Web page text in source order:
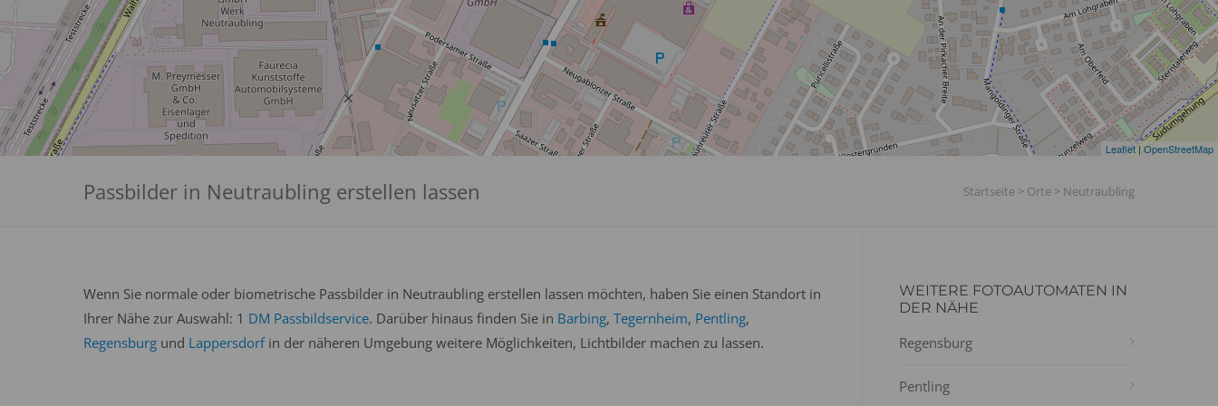
Leaflet| OpenStreetMap
Passbilder in Neutraubling erstellen lassen Startseite > Orte > Neutraubling
Wenn Sie normale oder biometrische Passbilder in Neutraubling erstellen lassen möchten, haben Sie einen Standort in
Ihrer Nähe zur Auswahl: 1 DM Passbildservice. Darüber hinaus finden Sie in Barbing, Tegernheim, Pentling,
Regensburg und Lappersdorfin der näheren Umgebung weitere Möglichkeiten, Lichtbilder machen zu lassen.
WEITERE FOTOAUTOMATEN IN
DER NÄHE
Regensburg
Pentling